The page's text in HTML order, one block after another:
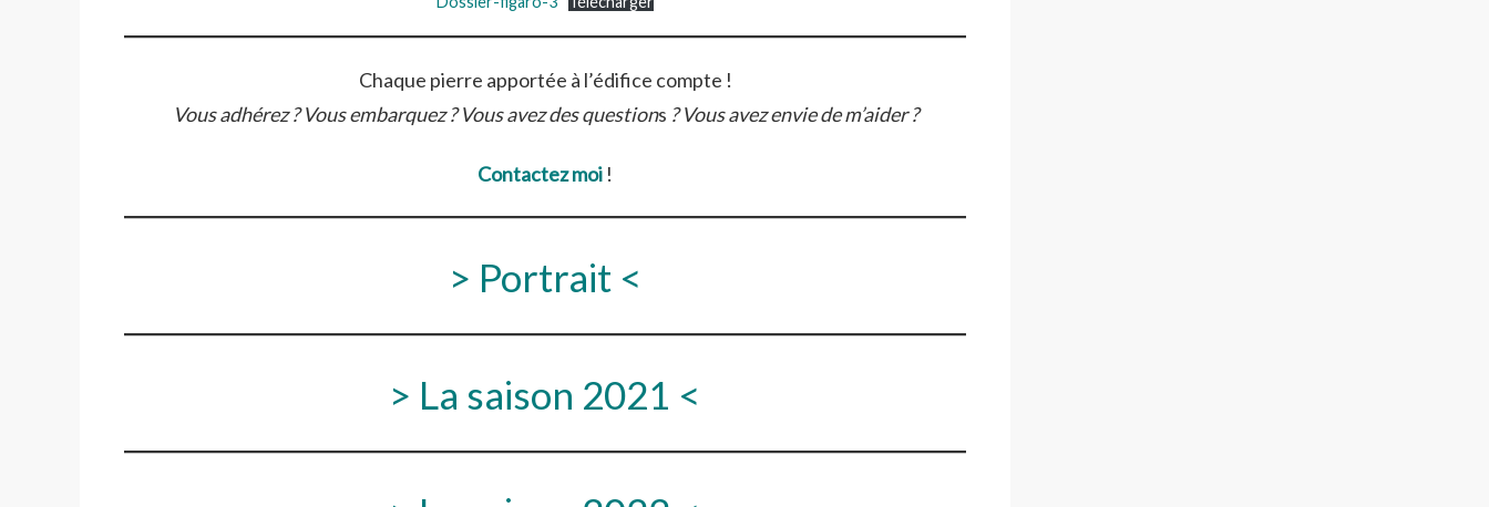
Chaque pierre apportée à l’édifice compte !
Vous adhérez ? Vous embarquez ? Vous avez des questions ? Vous avez envie de m’aider ?
Contactez moi !
> Portrait <
> La saison 2021 <